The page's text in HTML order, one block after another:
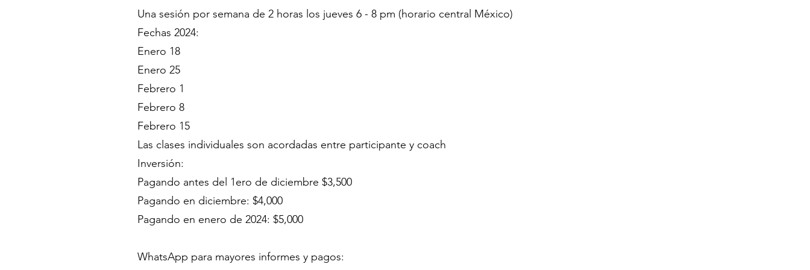
Una sesión por semana de 2 horas los jueves 6 - 8 pm (horario central México)
Fechas 2024:
Enero 18
Enero 25
Febrero 1
Febrero 8
Febrero 15
Las clases individuales son acordadas entre participante y coach
Inversión:
Pagando antes del 1ero de diciembre $3,500
Pagando en diciembre: $4,000
Pagando en enero de 2024: $5,000
WhatsApp para mayores informes y pagos: